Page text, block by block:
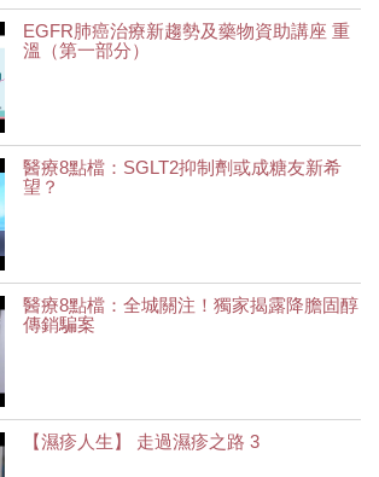
EGFR肺癌治療新趨勢及藥物資助講座 重
溫（第一部分）
醫療8點檔：SGLT2抑制劑或成糖友新希
望？
醫療8點檔：全城關注！獨家揭露降膽固醇
傳銷騙案
【濕疹人生】 走過濕疹之路 3